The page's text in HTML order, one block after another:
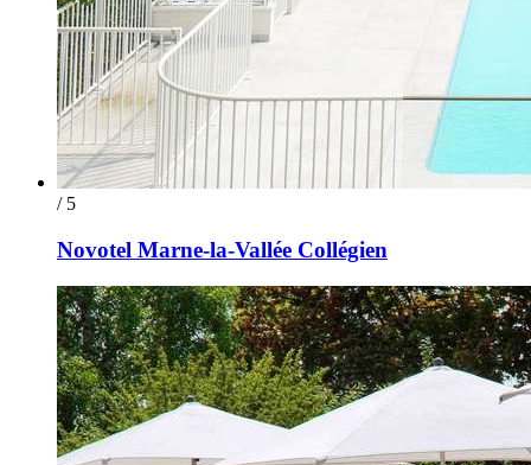
/ 5
Novotel Marne-la-Vallée Collégien